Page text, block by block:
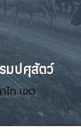
มปศุสัตว์
ท เขต